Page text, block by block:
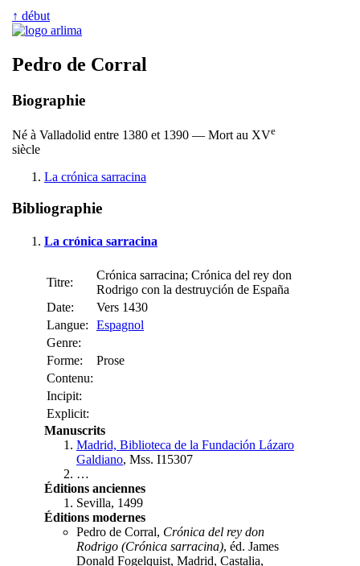
↑ début
Pedro de Corral
Biographie
Né à Valladolid entre 1380 et 1390 — Mort au XVe
siècle
La crónica sarracina
Bibliographie
La crónica sarracina
Titre:
Crónica sarracina; Crónica del rey don
Rodrigo con la destruyción de España
Date:
Vers 1430
Langue:
Espagnol
Genre:
Forme:
Prose
Contenu:
Incipit:
Explicit:
Manuscrits
Madrid, Biblioteca de la Fundación Lázaro
Galdiano, Mss. I15307
…
Éditions anciennes
Sevilla, 1499
Éditions modernes
Pedro de Corral, Crónica del rey don
Rodrigo (Crónica sarracina), éd. James
Donald Fogelquist, Madrid, Castalia,